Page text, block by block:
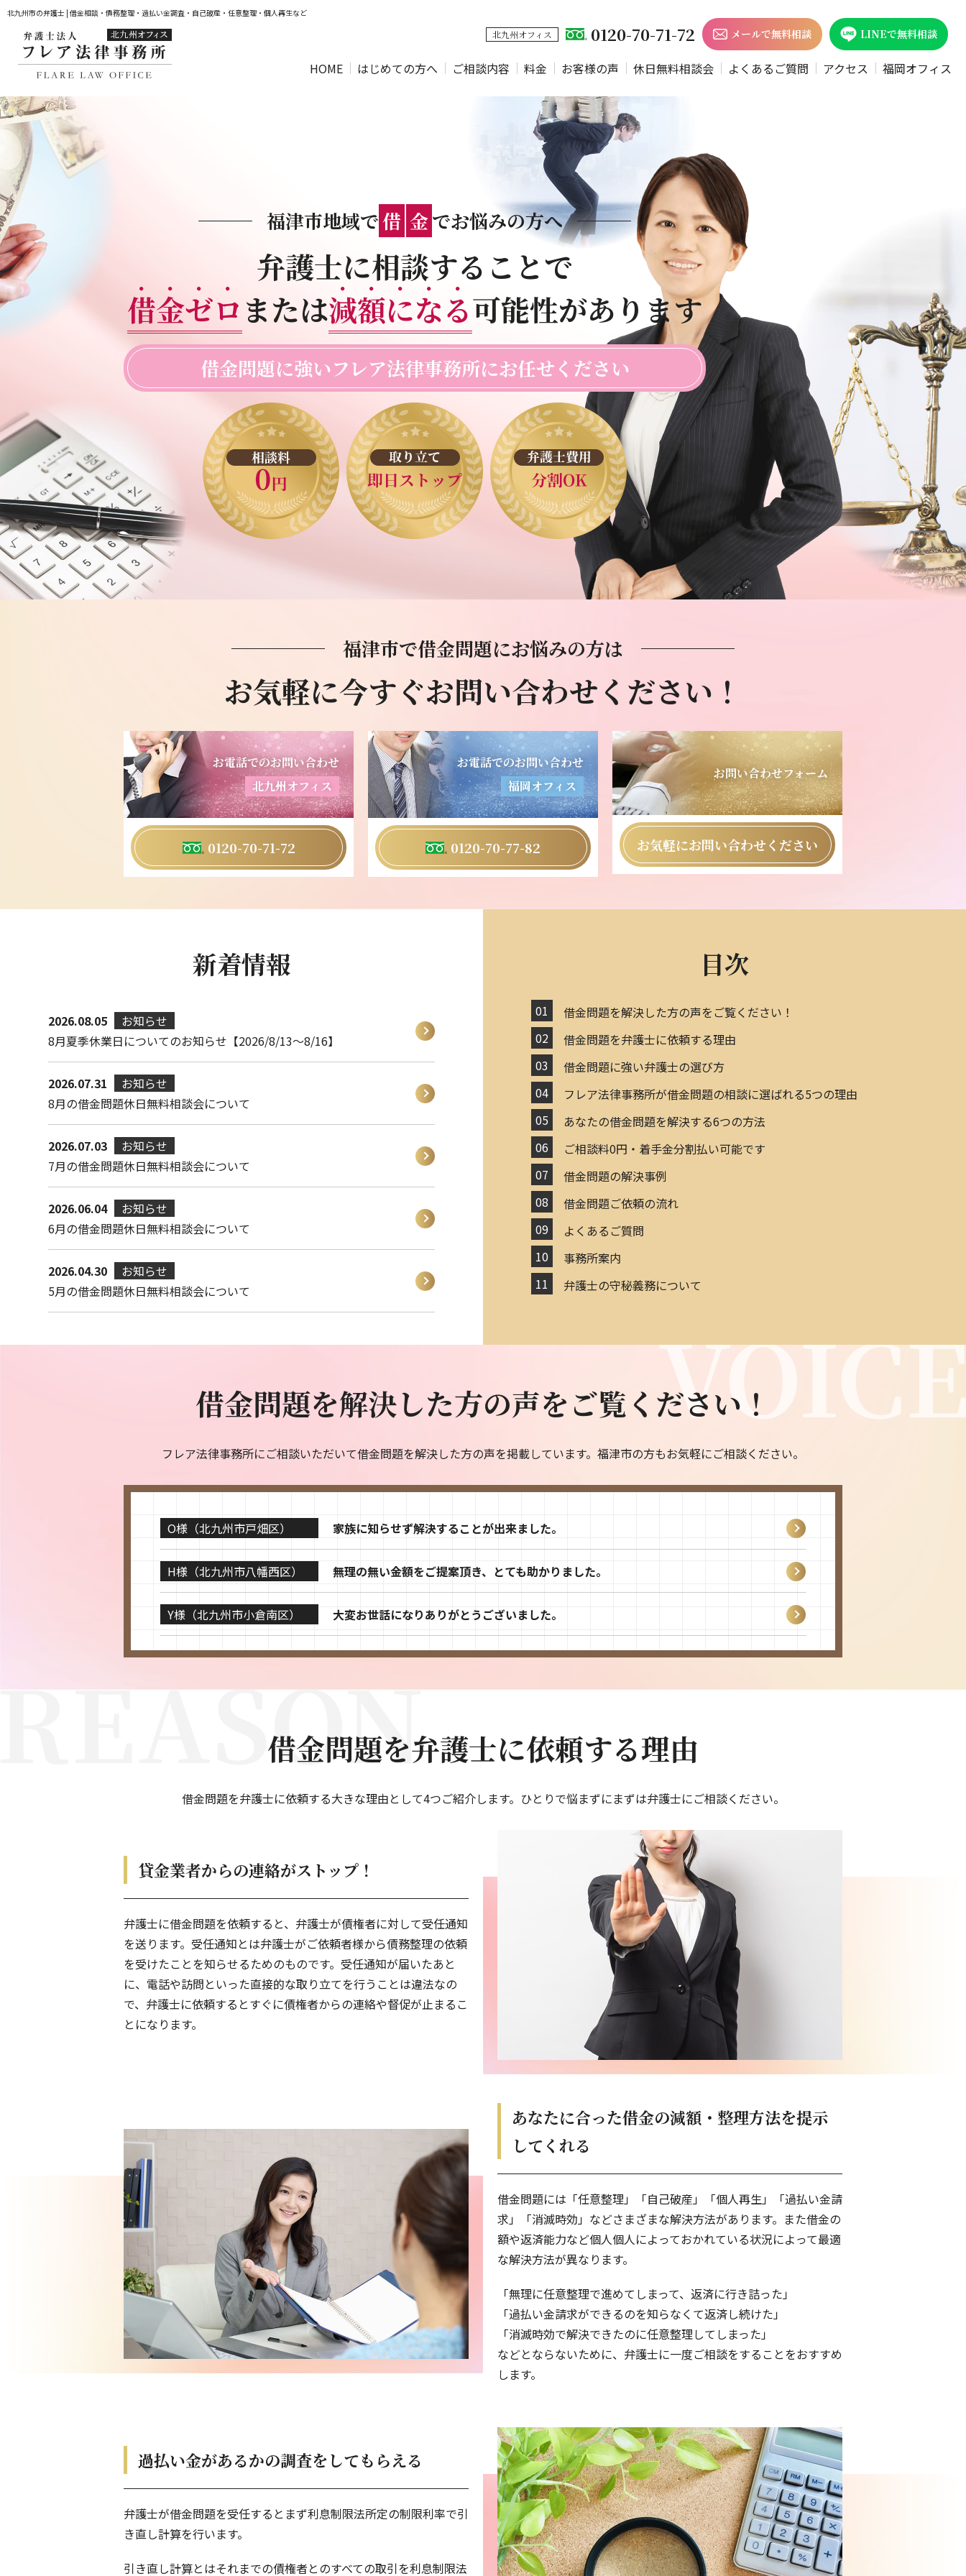
北九州市の弁護士 | 借金相談・債務整理・過払い金調査・自己破産・任意整理・個人再生など
北九州オフィス 0120-70-71-72 メールで無料相談 LINEで無料相談
HOME はじめての方へ ご相談内容 料金 お客様の声 休日無料相談会 よくあるご質問 アクセス 福岡オフィス
福津市地域で借 金でお悩みの方へ
弁護士に相談することで
借金ゼロまたは減額になる可能性があります
借金問題に強いフレア法律事務所にお任せください
福津市で借金問題にお悩みの方は
お気軽に今すぐお問い合わせください！
お電話でのお問い合わせ
北九州オフィス
0120-70-71-72
お電話でのお問い合わせ
福岡オフィス
0120-70-77-82
お問い合わせフォーム
お気軽にお問い合わせください
新着情報
2026.08.05
お知らせ
8月夏季休業日についてのお知らせ【2026/8/13～8/16】
2026.07.31
お知らせ
8月の借金問題休日無料相談会について
2026.07.03
お知らせ
7月の借金問題休日無料相談会について
2026.06.04
お知らせ
6月の借金問題休日無料相談会について
2026.04.30
お知らせ
5月の借金問題休日無料相談会について
目次
借金問題を解決した方の声をご覧ください！
借金問題を弁護士に依頼する理由
借金問題に強い弁護士の選び方
フレア法律事務所が借金問題の相談に選ばれる5つの理由
あなたの借金問題を解決する6つの方法
ご相談料0円・着手金分割払い可能です
借金問題の解決事例
借金問題ご依頼の流れ
よくあるご質問
事務所案内
弁護士の守秘義務について
借金問題を解決した方の声をご覧ください！
フレア法律事務所にご相談いただいて借金問題を解決した方の声を掲載しています。福津市の方もお気軽にご相談ください。
ご丁寧に対応いただき、大変満足しました。
I様（北九州市小倉南区） 今回も迅速な対応、有難うございました。
A様（北九州市小倉北区） 色々とありがとうございました。
O様（北九州市戸畑区） 家族に知らせず解決することが出来ました。
H様（北九州市八幡西区） 無理の無い金額をご提案頂き、とても助かりました。
Y様（北九州市小倉南区） 大変お世話になりありがとうございました。
O様（北九州市小倉北区） 親身に話を聞いて下さった事が心に安心感を感じ嬉しかったです
K様（北九州市若松区） 丁寧な説明で分かりやすかったです。
I様（北九州市小倉南区） 今回も迅速な対応、有難うございました。
K様（北九州市小倉南区） 不安を解消する形にしてもらいうれしいです。
O様（北九州市戸畑区） 家族に知らせず解決することが出来ました。
H様（北九州市八幡西区） 無理の無い金額をご提案頂き、とても助かりました。
Y様（北九州市小倉南区） 大変お世話になりありがとうございました。
親身に話を聞いて下さった事が心に安心感を感じ嬉しかったです
M様（北九州市小倉北区） ご丁寧に対応いただき、大変満足しました。
I様（北九州市小倉南区） 今回も迅速な対応、有難うございました。
N様（山口県下関市） 伝えていただきとても安心しました。
借金問題を弁護士に依頼する理由
借金問題を弁護士に依頼する大きな理由として4つご紹介します。ひとりで悩まずにまずは弁護士にご相談ください。
貸金業者からの連絡がストップ！
弁護士に借金問題を依頼すると、弁護士が債権者に対して受任通知
を送ります。受任通知とは弁護士がご依頼者様から債務整理の依頼
を受けたことを知らせるためのものです。受任通知が届いたあと
に、電話や訪問といった直接的な取り立てを行うことは違法なの
で、弁護士に依頼するとすぐに債権者からの連絡や督促が止まるこ
とになります。
あなたに合った借金の減額・整理方法を提示
してくれる
借金問題には「任意整理」「自己破産」「個人再生」「過払い金請
求」「消滅時効」などさまざまな解決方法があります。また借金の
額や返済能力など個人個人によっておかれている状況によって最適
な解決方法が異なります。
「無理に任意整理で進めてしまって、返済に行き詰った」
「過払い金請求ができるのを知らなくて返済し続けた」
「消滅時効で解決できたのに任意整理してしまった」
などとならないために、弁護士に一度ご相談をすることをおすすめ
します。
過払い金があるかの調査をしてもらえる
弁護士が借金問題を受任するとまず利息制限法所定の制限利率で引
き直し計算を行います。
引き直し計算とはそれまでの債権者とのすべての取引を利息制限法